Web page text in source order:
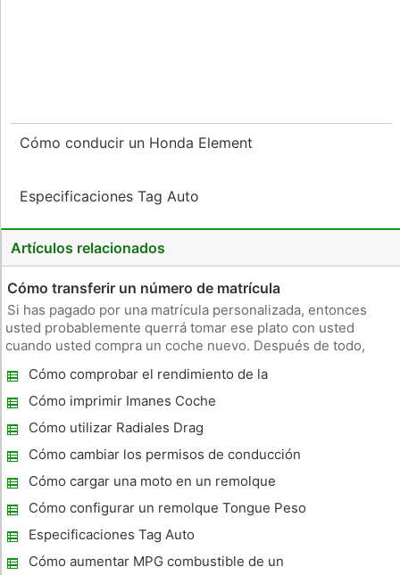
Cómo conducir un Honda Element
Especificaciones Tag Auto
Artículos relacionados
Cómo transferir un número de matrícula
Si has pagado por una matrícula personalizada, entonces
usted probablemente querrá tomar ese plato con usted
cuando usted compra un coche nuevo. Después de todo,
y vehículos de la agencia de patentes (DVLA) permite la
transferencia de número
Cómo comprobar el rendimiento de la
gasolina
Cómo imprimir Imanes Coche
Cómo utilizar Radiales Drag
Cómo cambiar los permisos de conducción
cuando se mude fuera del estado
Cómo cargar una moto en un remolque
Cómo configurar un remolque Tongue Peso
Especificaciones Tag Auto
Cómo aumentar MPG combustible de un